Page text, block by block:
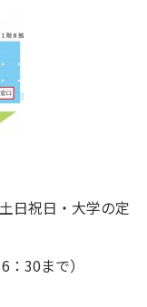
祝日・大学の定
30まで）